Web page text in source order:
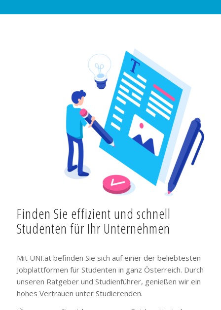
Finden Sie effizient und schnell
Studenten für Ihr Unternehmen
Mit UNI.at befinden Sie sich auf einer der beliebtesten
Jobplattformen für Studenten in ganz Österreich. Durch
unseren Ratgeber und Studienführer, genießen wir ein
hohes Vertrauen unter Studierenden.